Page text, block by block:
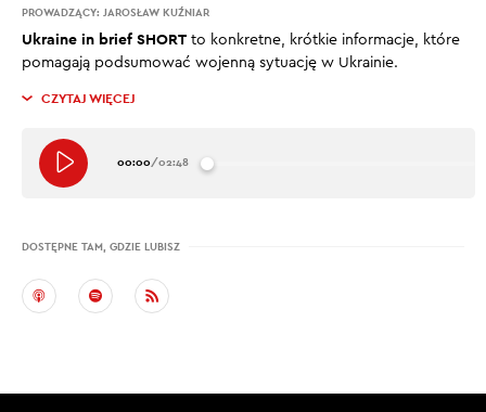
PROWADZĄCY: JAROSŁAW KUŹNIAR
Ukraine in brief SHORT to konkretne, krótkie informacje, które
pomagają podsumować wojenną sytuację w Ukrainie.
CZYTAJ WIĘCEJ
00:00/02:48
DOSTĘPNE TAM, GDZIE LUBISZ